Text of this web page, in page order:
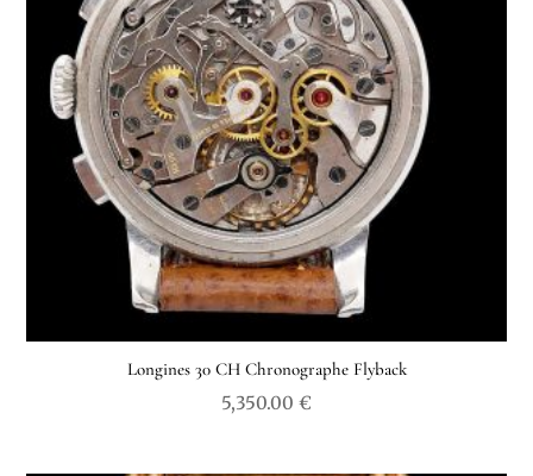
Longines 30 CH Chronographe Flyback
5,350.00 €